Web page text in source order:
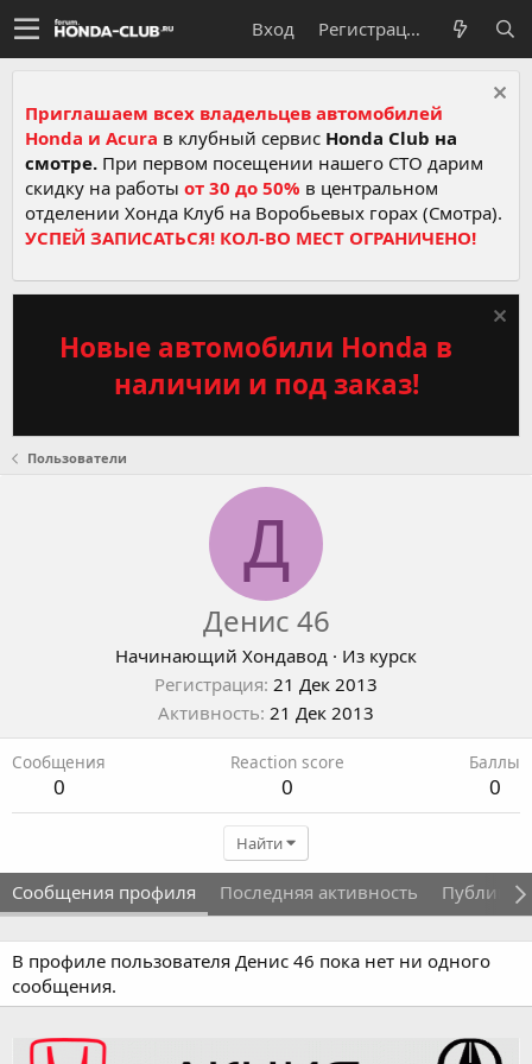
Вход Регистрация
Приглашаем всех владельцев автомобилей
Honda и Acura в клубный сервис Honda Club на
смотре. При первом посещении нашего СТО дарим
скидку на работы от 30 до 50% в центральном
отделении Хонда Клуб на Воробьевых горах (Смотра).
УСПЕЙ ЗАПИСАТЬСЯ! КОЛ-ВО МЕСТ ОГРАНИЧЕНО!
Новые автомобили Honda в
наличии и под заказ!
Пользователи
Д
Денис 46
Начинающий Хондавод · Из курск
Регистрация 21 Дек 2013
Активность 21 Дек 2013
Сообщения
0
Reaction score
0
Баллы
0
Найти
Сообщения профиля Последняя активность
В профиле пользователя Денис 46 пока нет ни одного
сообщения.